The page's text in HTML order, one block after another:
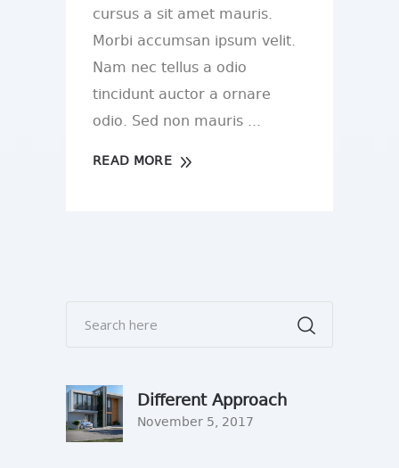
cursus a sit amet mauris.
Morbi accumsan ipsum velit.
Nam nec tellus a odio
tincidunt auctor a ornare
odio. Sed non mauris
READ MORE
Different Approach
November 5, 2017